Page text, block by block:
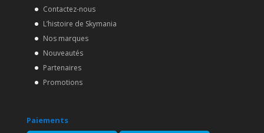
Contactez-nous
L’histoire de Skymania
Nos marques
Nouveautés
Partenaires
Promotions
Paiements